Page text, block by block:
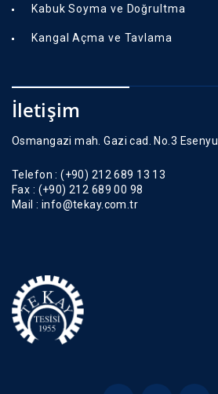
Kabuk Soyma ve Doğrultma
Kangal Açma ve Tavlama
İletişim
Osmangazi mah. Gazi cad. No.3
Telefon : (+90) 212 689 13 13
Fax : (+90) 212 689 00 98
Mail : info@tekay.com.tr